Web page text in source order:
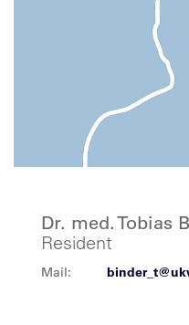
Dr. med. Tobias
Resident
Mail: